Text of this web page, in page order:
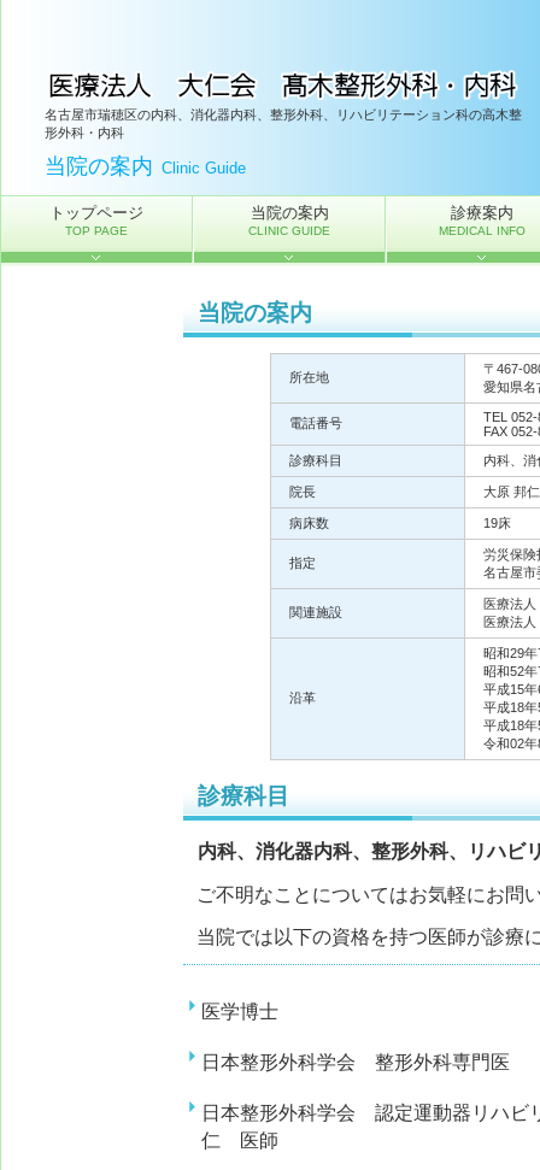
名古屋市瑞穂区の内科、消化器内科、整形外科、リハビリテーション科の高木整
形外科・内科
当院の案内 Clinic Guide
当院の案内
所在地
〒467-
愛知県名
電話番号
TEL 052-
FAX
診療科目
内科、
院長 大原 邦仁
病床数 19床
指定
労災保険
名古屋市
関連施設
医療法人
医療法人
沿革
昭和29年
昭和52年
平成15年
平成18年
平成18年
令和02年
診療科目
内科、消化器内科、整形外科、リハビ
ご不明なことについてはお気軽にお問
当院では以下の資格を持つ医師が診療
医学博士
日本整形外科学会 整形外科専門医
日本整形外科学会 認定運動器リハビ
仁 医師
トップページ
TOP PAGE
当院の案内
CLINIC GUIDE
診療案内
MEDICAL INFO